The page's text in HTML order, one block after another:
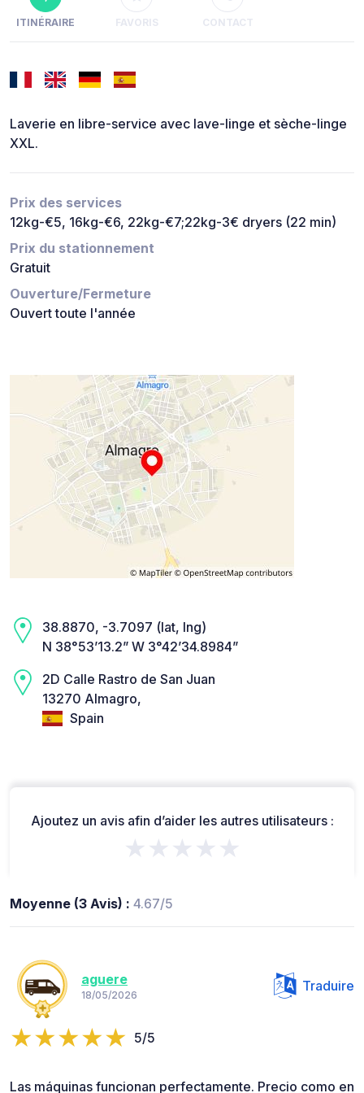
ITINÉRAIRE FAVORIS CONTACT
Laverie en libre-service avec lave-linge et sèche-linge
XXL.
Prix des services
12kg-€5, 16kg-€6, 22kg-€7;22kg-3€ dryers (22 min)
Prix du stationnement
Gratuit
Ouverture/Fermeture
Ouvert toute l'année
38.8870, -3.7097 (lat, lng)
N 38°53’13.2” W 3°42’34.8984”
2D Calle Rastro de San Juan
13270 Almagro,
Spain
Ajoutez un avis afin d’aider les autres utilisateurs :
★★★★★
Moyenne (3 Avis) : 4.67/5
aguere
18/05/2026
Traduire
5/5
Las máquinas funcionan perfectamente. Precio como en